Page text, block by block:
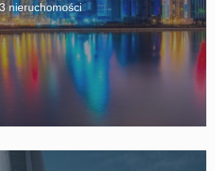
nieruchomości